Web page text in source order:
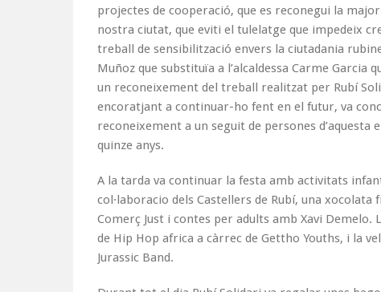
projectes de cooperació, que es reconegui la
nostra ciutat, que eviti el tulelatge que impedeix
treball de sensibilització envers la ciutadania
Muñoz que substituïa a l’alcaldessa Carme Garcia
un reconeixement del treball realitzat per Rubí
encoratjant a continuar-ho fent en el futur, va
reconeixement a un seguit de persones d’aquesta
quinze anys.
A la tarda va continuar la festa amb activitats
col·laboracio dels Castellers de Rubí, una
Comerç Just i contes per adults amb Xavi Demelo.
de Hip Hop africa a càrrec de Gettho Youths, i la
Jurassic Band.